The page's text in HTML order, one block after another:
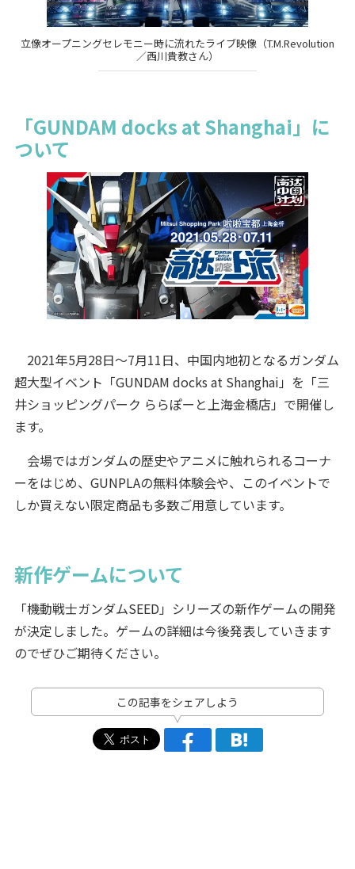
立像オープニングセレモニー時に流れたライブ映像（T.M.Revolution
／西川貴教さん）
「GUNDAM docks at Shanghai」に
ついて
2021年5月28日～7月11日、中国内地初となるガンダム
超大型イベント「GUNDAM docks at Shanghai」を「三
井ショッピングパーク ららぽーと上海金橋店」で開催し
ます。
会場ではガンダムの歴史やアニメに触れられるコーナ
ーをはじめ、GUNPLAの無料体験会や、このイベントで
しか買えない限定商品も多数ご用意しています。
新作ゲームについて
「機動戦士ガンダムSEED」シリーズの新作ゲームの開発
が決定しました。ゲームの詳細は今後発表していきます
のでぜひご期待ください。
この記事をシェアしよう